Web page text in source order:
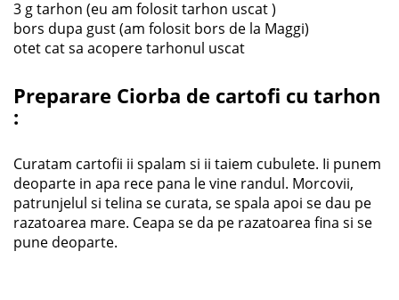
3 g tarhon (eu am folosit tarhon uscat )
bors dupa gust (am folosit bors de la Maggi)
otet cat sa acopere tarhonul uscat
Preparare Ciorba de cartofi cu tarhon
:
Curatam cartofii ii spalam si ii taiem cubulete. Ii punem
deoparte in apa rece pana le vine randul. Morcovii,
patrunjelul si telina se curata, se spala apoi se dau pe
razatoarea mare. Ceapa se da pe razatoarea fina si se
pune deoparte.